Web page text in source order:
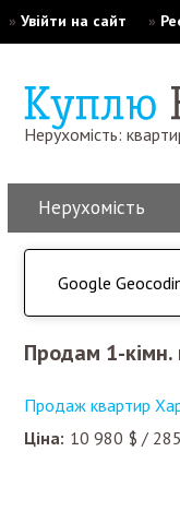
» Увійти на сайт »
Нерухомість:
Нерухомість
Google
Продам 1-
Продаж квартир
Ціна: 10 980 $ /